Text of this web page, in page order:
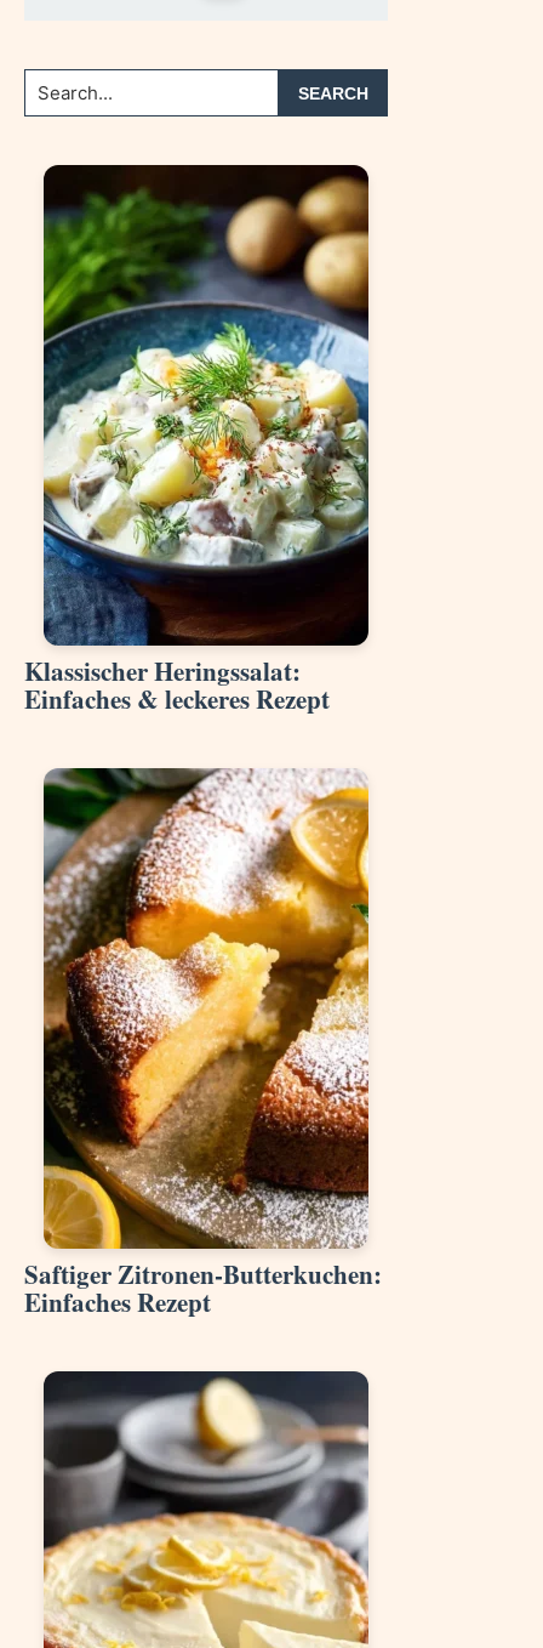
Search...
Klassischer Heringssalat:
Einfaches & leckeres Rezept
Saftiger Zitronen-Butterkuchen:
Einfaches Rezept